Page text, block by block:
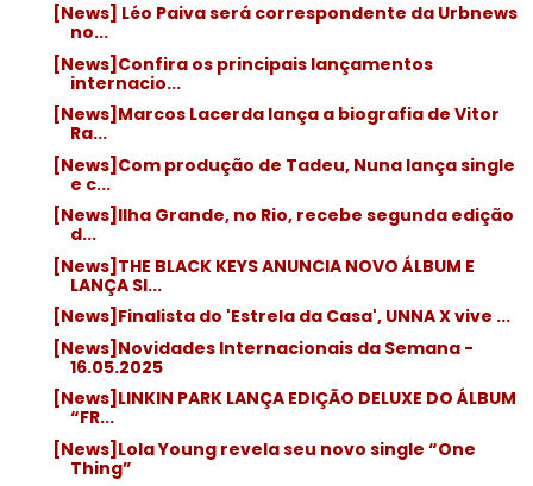
[News] Léo Paiva será correspondente da Urbnews
no...
[News]Confira os principais lançamentos
internacio...
[News]Marcos Lacerda lança a biografia de Vitor
Ra...
[News]Com produção de Tadeu, Nuna lança single
e c...
[News]Ilha Grande, no Rio, recebe segunda edição
d...
[News]THE BLACK KEYS ANUNCIA NOVO ÁLBUM E
LANÇA SI...
[News]Finalista do 'Estrela da Casa', UNNA X vive ...
[News]Novidades Internacionais da Semana -
16.05.2025
[News]LINKIN PARK LANÇA EDIÇÃO DELUXE DO ÁLBUM
“FR...
[News]Lola Young revela seu novo single “One
Thing”